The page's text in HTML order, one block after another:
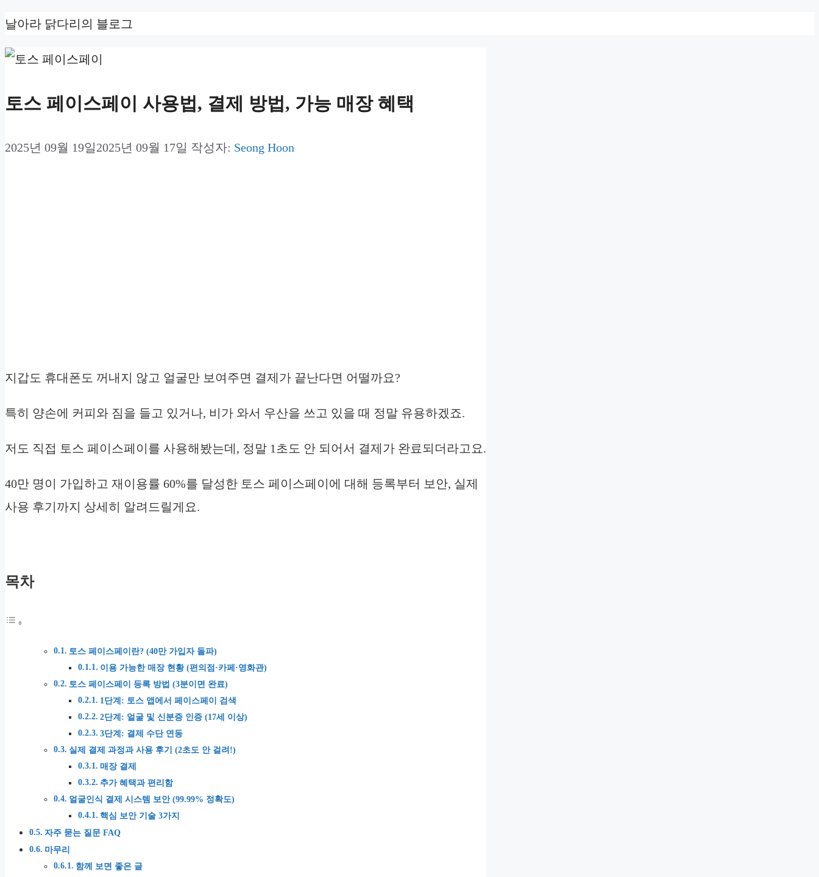
컨
텐
날아라 닭다리의 블로그
토스 페이스페이 사용법, 결제 방법, 가능 매장 혜택
2025년 09월 19일2025년 09월 17일 작성자: Seong Hoon
지갑도 휴대폰도 꺼내지 않고 얼굴만 보여주면 결제가 끝난다면 어떨까요?
특히 양손에 커피와 짐을 들고 있거나, 비가 와서 우산을 쓰고 있을 때 정말 유용하겠죠.
저도 직접 토스 페이스페이를 사용해봤는데, 정말 1초도 안 되어서 결제가 완료되더라고요.
40만 명이 가입하고 재이용률 60%를 달성한 토스 페이스페이에 대해 등록부터 보안, 실제
사용 후기까지 상세히 알려드릴게요.
목차
토스 페이스페이란? (40만 가입자 돌파)
이용 가능한 매장 현황 (편의점·카페·영화관)
토스 페이스페이 등록 방법 (3분이면 완료)
1단계: 토스 앱에서 페이스페이 검색
2단계: 얼굴 및 신분증 인증 (17세 이상)
3단계: 결제 수단 연동
실제 결제 과정과 사용 후기 (2초도 안 걸려!)
매장 결제
추가 혜택과 편리함
얼굴인식 결제 시스템 보안 (99.99% 정확도)
핵심 보안 기술 3가지
자주 묻는 질문 FAQ
마무리
함께 보면 좋은 글